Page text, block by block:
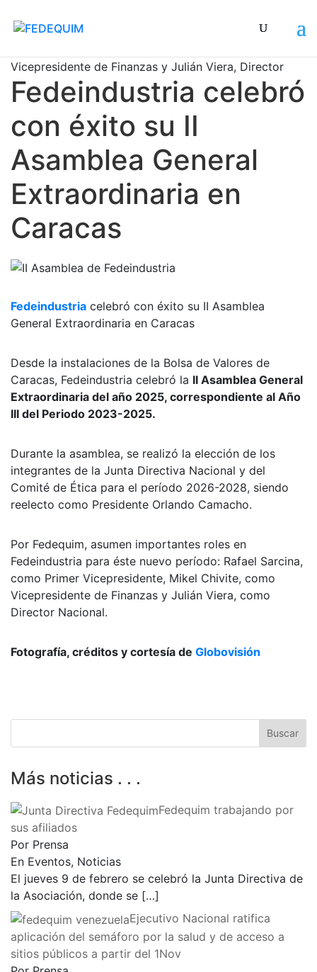
Vicepresidente de Finanzas y Julián Viera, Director
Nac
Fedeindustria celebró
con éxito su II
Asamblea General
Extraordinaria en
Caracas
Fedeindustriacelebró con éxito su II Asamblea
Desde la instalaciones de la Bolsa de Valores de
Caracas, Fedeindustria celebró laII Asamblea General
Extraordinaria del año 2025, correspondiente al Año
Durante la asamblea, se realizó la elección de los
integrantes de la Junta Directiva Nacional y del
Comité de Ética para el período 2026-2028, siendo
Por Fedequim, asumen importantes roles en
Fedeindustria para éste nuevo período: Rafael Sarcina,
como Primer Vicepresidente, Mikel Chivite, como
Vicepresidente de Finanzas y Julián Viera, como
sus afiliados
Por Prensa
En Eventos, Noticias
El jueves 9 de febrero se celebró la Junta Directiva de
la Asociación, donde se […]
Ejecutivo Nacional ratifica
aplicación del semáforo por la salud y de acceso a